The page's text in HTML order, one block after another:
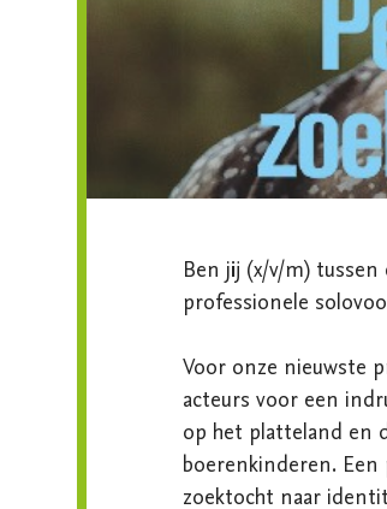
Ben jij (x/v/m) tussen
professionele
Voor onze nieuwste
acteurs voor een
op het platteland en
boerenkinderen.
zoektocht naar